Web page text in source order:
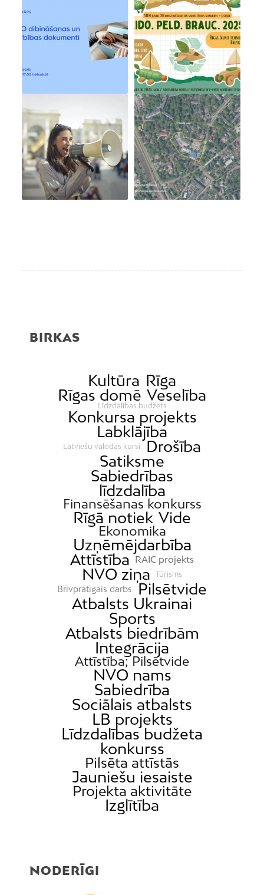
BIRKAS
Kultūra Rīga
Rīgas domē Veselība
Līdzdalības budžets
Konkursa projekts
Labklājība
Latviešu valodas kursi
Drošība
Satiksme
Sabiedrības
līdzdalība
Finansēšanas konkurss
Rīgā notiek Vide
Ekonomika
Uzņēmējdarbība
Attīstība
RAIC projekts
NVO ziņa Tūrisms
Brīvprātīgais darbs
Pilsētvide
Atbalsts Ukrainai
Sports
Atbalsts biedrībām
Integrācija
Attīstība; Pilsētvide
NVO nams
Sabiedrība
Sociālais atbalsts
LB projekts
Līdzdalības budžeta
konkurss
Pilsēta attīstās
Jauniešu iesaiste
Projekta aktivitāte
Izglītība
NODERĪGI